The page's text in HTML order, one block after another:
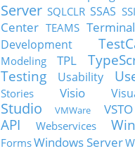
Server SQLCLR SSAS
Center TEAMS
Development
Modeling
TPL
Testing
Usability
Stories
Visio
Studio
VMWare VSTO
API
Webservices
FormsWindows Server